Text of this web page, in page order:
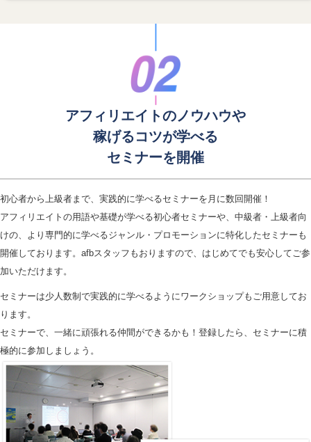
アフィリエイトのノウハウや
稼げるコツが学べる
セミナーを開催
初心者から上級者まで、実践的に学べるセミナーを月に数回開催！
アフィリエイトの用語や基礎が学べる初心者セミナーや、中級者・上級者向
けの、より専門的に学べるジャンル・プロモーションに特化したセミナーも
開催しております。afbスタッフもおりますので、はじめてでも安心してご参
加いただけます。
セミナーは少人数制で実践的に学べるようにワークショップもご用意してお
ります。
セミナーで、一緒に頑張れる仲間ができるかも！登録したら、セミナーに積
極的に参加しましょう。